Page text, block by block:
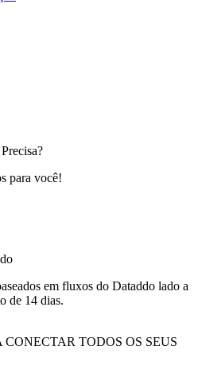
para você!
em fluxos do Dataddo lado a
de 14 dias.
TODOS OS SEUS